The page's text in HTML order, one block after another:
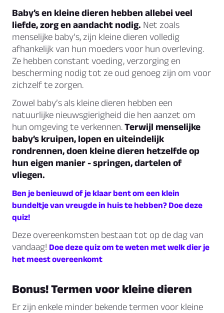
Baby’s en kleine dieren hebben allebei veel
liefde, zorg en aandacht nodig. Net zoals
menselijke baby’s, zijn kleine dieren volledig
afhankelijk van hun moeders voor hun overleving.
Ze hebben constant voeding, verzorging en
bescherming nodig tot ze oud genoeg zijn om voor
zichzelf te zorgen.
Zowel baby’s als kleine dieren hebben een
natuurlijke nieuwsgierigheid die hen aanzet om
hun omgeving te verkennen.Terwijl menselijke
baby’s kruipen, lopen en uiteindelijk
rondrennen, doen kleine dieren hetzelfde op
hun eigen manier - springen, dartelen of
vliegen.
Ben je benieuwd of je klaar bent om een klein
bundeltje van vreugde in huis te hebben? Doe deze
quiz!
Deze overeenkomsten bestaan tot op de dag van
vandaag! Doe deze quiz om te weten met welk dier je
het meest overeenkomt
Bonus! Termen voor kleine dieren
Er zijn enkele minder bekende termen voor kleine